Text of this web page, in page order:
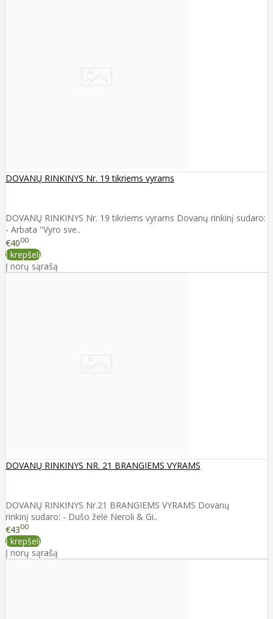
DOVANŲ RINKINYS Nr. 19 tikriems vyrams
DOVANŲ RINKINYS Nr. 19 tikriems vyrams Dovanų rinkinį sudaro:
- Arbata ''Vyro sve..
€4000
Į krepšelį
Į norų sąrašą
DOVANŲ RINKINYS NR. 21 BRANGIEMS VYRAMS
DOVANŲ RINKINYS Nr.21 BRANGIEMS VYRAMS Dovanų
rinkinį sudaro: - Dušo želė Neroli & Gi..
€4300
Į krepšelį
Į norų sąrašą